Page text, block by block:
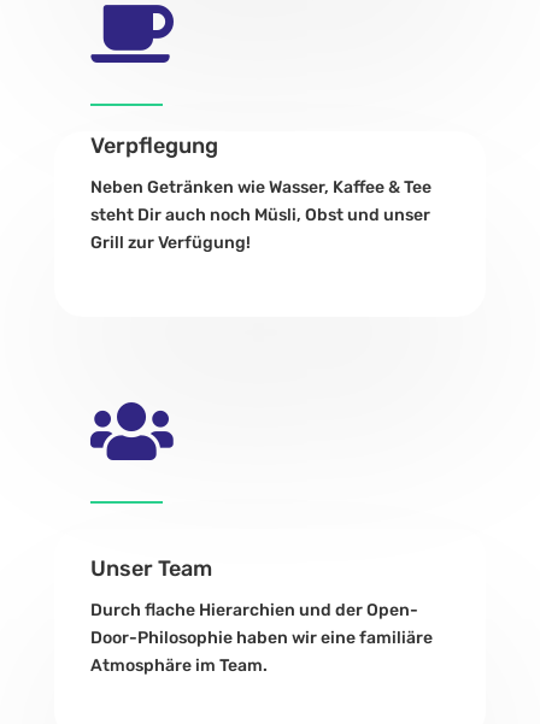

Verpflegung
Neben Getränken wie Wasser, Kaffee & Tee
steht Dir auch noch Müsli, Obst und unser
Grill zur Verfügung!

Unser Team
Durch flache Hierarchien und der Open-
Door-Philosophie haben wir eine familiäre
Atmosphäre im Team.